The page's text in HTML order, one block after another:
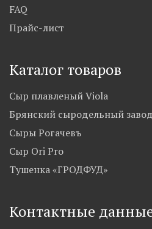
FAQ
Прайс-лист
Каталог товаров
Сыр плавленый Viola
Брянский сыродельный завод
Сыры Рогачевъ
Сыр Ori Pro
Тушенка «ГРОДФУД»
Контактные